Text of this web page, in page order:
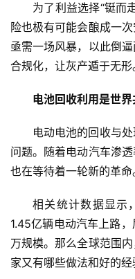
新
商
专
题
为了利益选择“铤而
险也极有可能会酿成一
亟需一场风暴，以此倒
合规化，让灰产遁于无形
电池回收利用是世
电动电池的回收与
问题。随着电动汽车渗
也在等待着一轮新的革命
相关统计数据显示
1.45亿辆电动汽车上路
万规模。那么全球范围
家又有哪些做法和好的经